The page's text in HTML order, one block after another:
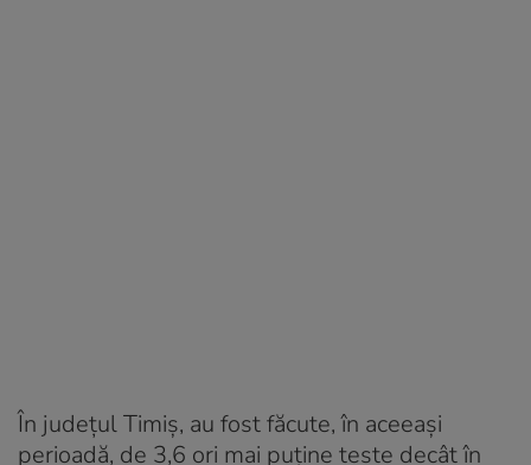
În județul Timiș, au fost făcute, în aceeași
perioadă, de 3,6 ori mai puține teste decât în